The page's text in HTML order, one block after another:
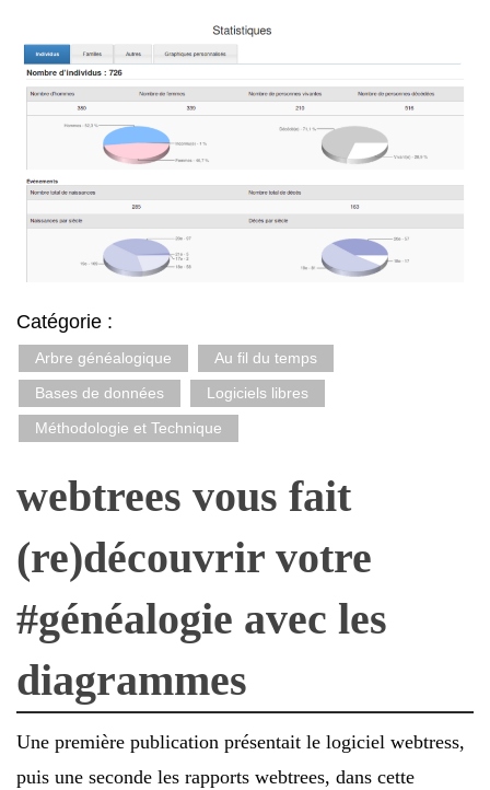
Catégorie :
Arbre généalogique
Au fil du temps
Bases de données
Logiciels libres
Méthodologie et Technique
webtrees vous fait
(re)découvrir votre
#généalogie avec les
diagrammes
Une première publication présentait le logiciel webtress,
puis une seconde les rapports webtrees, dans cette